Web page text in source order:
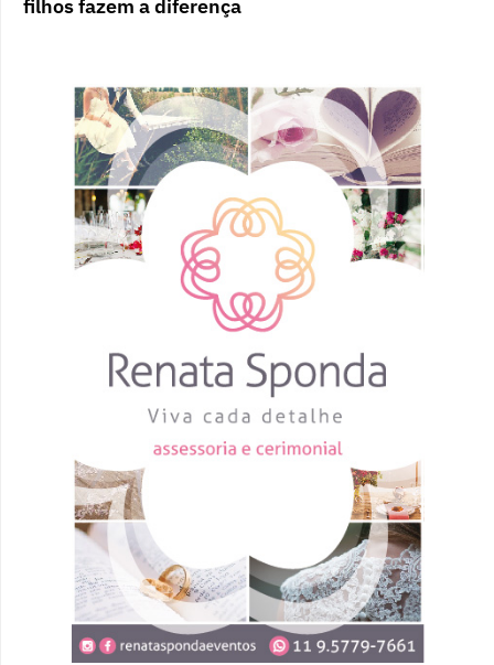
filhos fazem a diferença